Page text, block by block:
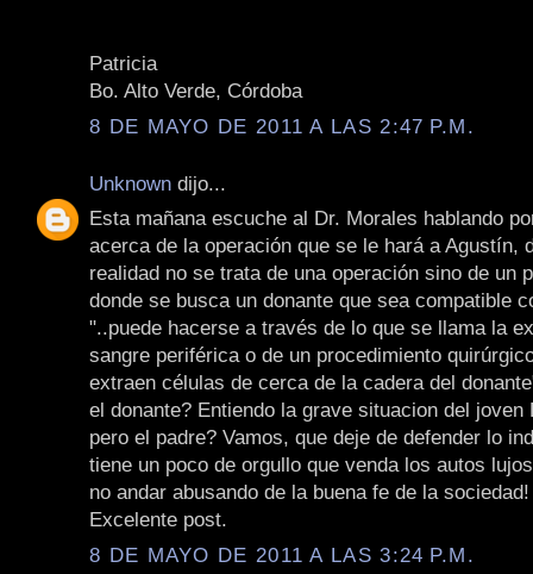
Patricia
Bo. Alto Verde, Córdoba
8 DE MAYO DE 2011 A LAS 2:47 P.M.
Unknown dijo...
Esta mañana escuche al Dr. Morales hablando
acerca de la operación que se le hará a Agustín,
realidad no se trata de una operación sino de un
donde se busca un donante que sea compatible
"..puede hacerse a través de lo que se llama la
sangre periférica o de un procedimiento
extraen células de cerca de la cadera del
el donante? Entiendo la grave situacion del joven
pero el padre? Vamos, que deje de defender lo
tiene un poco de orgullo que venda los autos
no andar abusando de la buena fe de la sociedad!
Excelente post.
8 DE MAYO DE 2011 A LAS 3:24 P.M.